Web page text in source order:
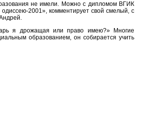
не имели. Можно с дипломом ВГИК
2001», комментирует свой смелый, с
я дрожащая или право имею?» Многие
образованием, он собирается учить